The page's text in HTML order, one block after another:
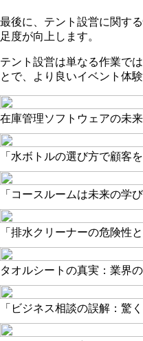
最後に、テント設営に関す
足度が向上します。
テント設営は単なる作業で
とで、より良いイベント体
在庫管理ソフトウェアの未
「水ボトルの選び方で顧客
「コースルームは未来の学
「排水クリーナーの危険性
タオルシートの真実：業界
「ビジネス相談の誤解：驚